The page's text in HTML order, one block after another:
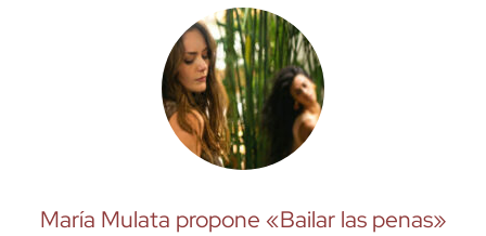
María Mulata propone «Bailar las penas»